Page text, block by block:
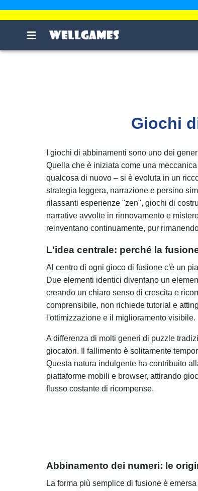
Giochi
I giochi di abbinamenti sono uno dei
Quella che è iniziata come una
qualcosa di nuovo – si è evoluta in un
strategia leggera, narrazione e persino
rilassanti esperienze "zen", giochi di
narrative avvolte in rinnovamento e
reinventano continuamente, pur
L'idea centrale: perché la
Al centro di ogni gioco di fusione c'è un
Due elementi identici diventano un
creando un chiaro senso di crescita e
comprensibile, non richiede tutorial e
l'ottimizzazione e il miglioramento visibile.
A differenza di molti generi di puzzle
giocatori. Il fallimento è solitamente
Questa natura indulgente ha contribuito
piattaforme mobili e browser, attirando
flusso costante di ricompense.
Abbinamento dei numeri: le
La forma più semplice di fusione è